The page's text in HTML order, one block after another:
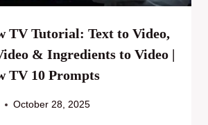
TV Tutorial: Text to Video,
& Ingredients to Video |
TV 10 Prompts
October 28, 2025